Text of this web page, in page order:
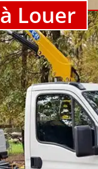
à Louer